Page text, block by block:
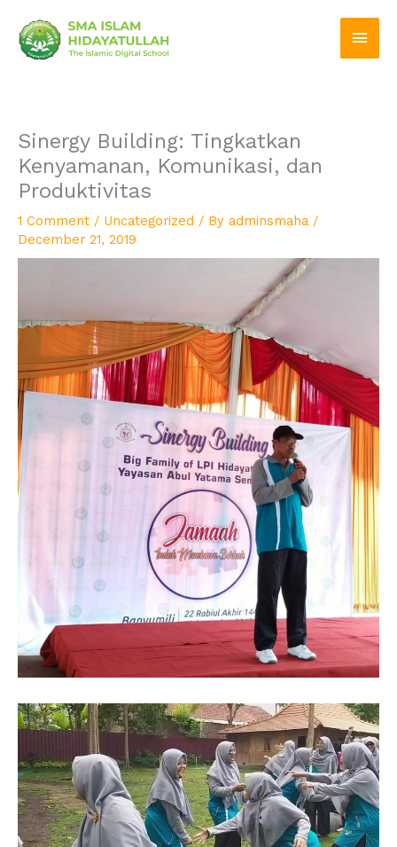
content
Main
Sinergy Building: Tingkatkan
Kenyamanan, Komunikasi, dan
Produktivitas
1 Comment / Uncategorized / By adminsmaha /
December 21, 2019